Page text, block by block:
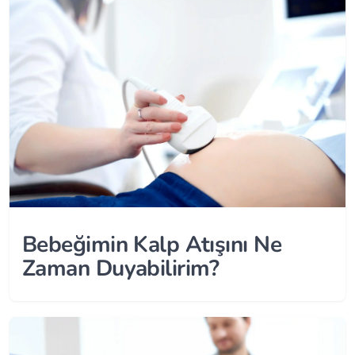
Bebeğimin Kalp Atışını Ne
Zaman Duyabilirim?